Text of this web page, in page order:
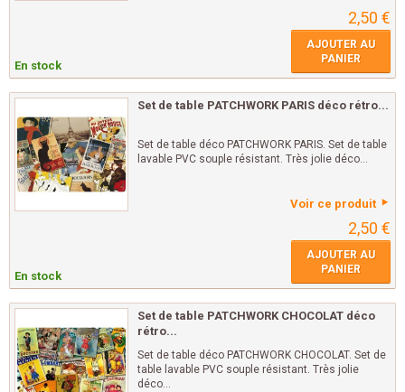
2,50 €
En stock
AJOUTER AU
PANIER
Set de table PATCHWORK PARIS déco rétro...
Set de table déco PATCHWORK PARIS. Set de table
lavable PVC souple résistant. Très jolie déco...
Voir ce produit
2,50 €
En stock
AJOUTER AU
PANIER
Set de table PATCHWORK CHOCOLAT déco
rétro...
Set de table déco PATCHWORK CHOCOLAT. Set de
table lavable PVC souple résistant. Très jolie
déco...